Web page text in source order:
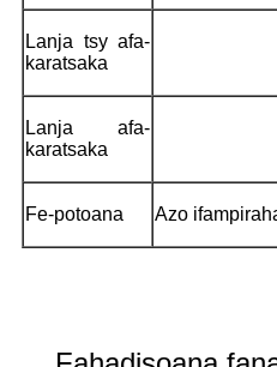
Lanja tsy afa-
karatsaka
Lanja afa-
karatsaka
Fe-potoana Azo